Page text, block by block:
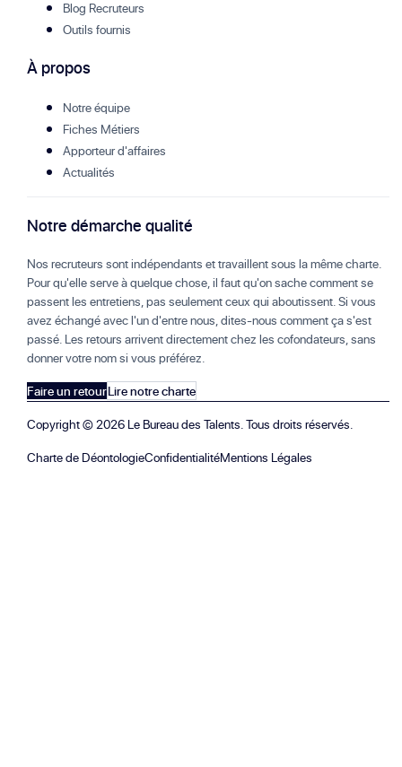
Blog Recruteurs
Outils fournis
À propos
Notre équipe
Fiches Métiers
Apporteur d'affaires
Actualités
Notre démarche qualité
Nos recruteurs sont indépendants et travaillent sous la même charte.
Pour qu'elle serve à quelque chose, il faut qu'on sache comment se
passent les entretiens, pas seulement ceux qui aboutissent. Si vous
avez échangé avec l'un d'entre nous, dites-nous comment ça s'est
passé. Les retours arrivent directement chez les cofondateurs, sans
donner votre nom si vous préférez.
Faire un retourLire notre charte
Copyright ©2026 Le Bureau des Talents. Tous droits réservés.
Charte de DéontologieConfidentialitéMentions Légales